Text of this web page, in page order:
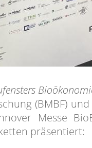
(BMBF)
Messe
präsentiert: